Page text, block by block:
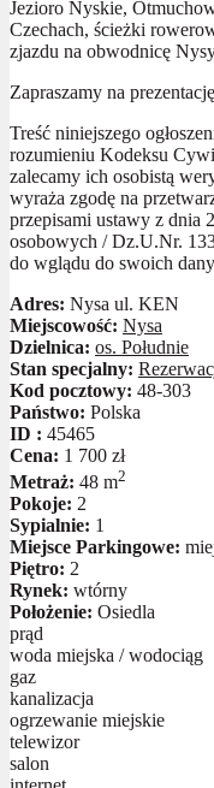
Jezioro Nyskie,
Czechach, ścieżki
zjazdu na obwodnicę
Zapraszamy na
Treść niniejszego
rozumieniu Kodeksu
zalecamy ich osobistą
wyraża zgodę na
przepisami ustawy z dnia
osobowych / Dz.U.Nr.
do wglądu do swoich
Adres: Nysa ul. KEN
Miejscowość: Nysa
Dzielnica: os. Południe
Stan specjalny:
Kod pocztowy: 48-303
Państwo: Polska
ID : 45465
Cena: 1 700 zł
Metraż: 48 m2
Pokoje: 2
Sypialnie: 1
Miejsce Parkingowe:
Piętro: 2
Rynek: wtórny
Położenie: Osiedla
prąd
woda miejska / wodociąg
gaz
kanalizacja
ogrzewanie miejskie
telewizor
salon